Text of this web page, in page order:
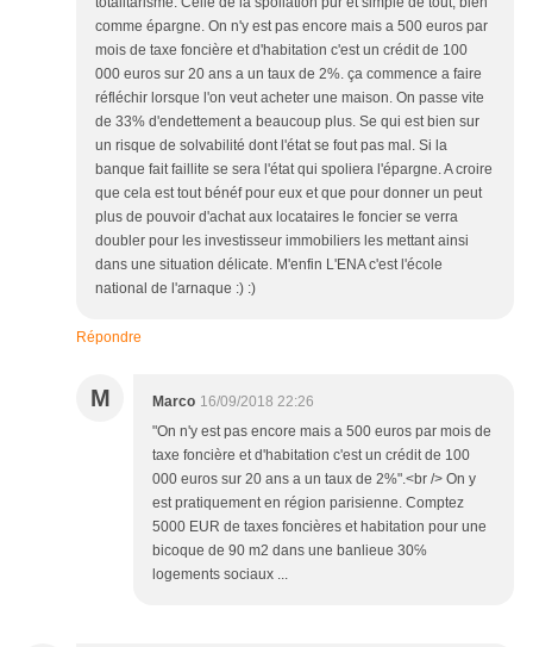
comme épargne. On n'y est pas encore mais a 500 euros par
mois de taxe foncière et d'habitation c'est un crédit de 100
000 euros sur 20 ans a un taux de 2%. ça commence a faire
réfléchir lorsque l'on veut acheter une maison. On passe vite
de 33% d'endettement a beaucoup plus. Se qui est bien sur
un risque de solvabilité dont l'état se fout pas mal. Si la
banque fait faillite se sera l'état qui spoliera l'épargne. A croire
que cela est tout bénéf pour eux et que pour donner un peut
plus de pouvoir d'achat aux locataires le foncier se verra
doubler pour les investisseur immobiliers les mettant ainsi
dans une situation délicate. M'enfin L'ENA c'est l'école
national de l'arnaque :) :)
Répondre
M Marco 16/09/2018 22:26
"On n'y est pas encore mais a 500 euros par mois de
taxe foncière et d'habitation c'est un crédit de 100
000 euros sur 20 ans a un taux de 2%".<br /> On y
est pratiquement en région parisienne. Comptez
5000 EUR de taxes foncières et habitation pour une
bicoque de 90 m2 dans une banlieue 30℅
logements sociaux ...